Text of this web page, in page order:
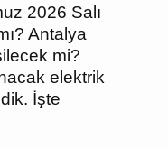
2026 Salı
Antalya
mi?
elektrik
İşte